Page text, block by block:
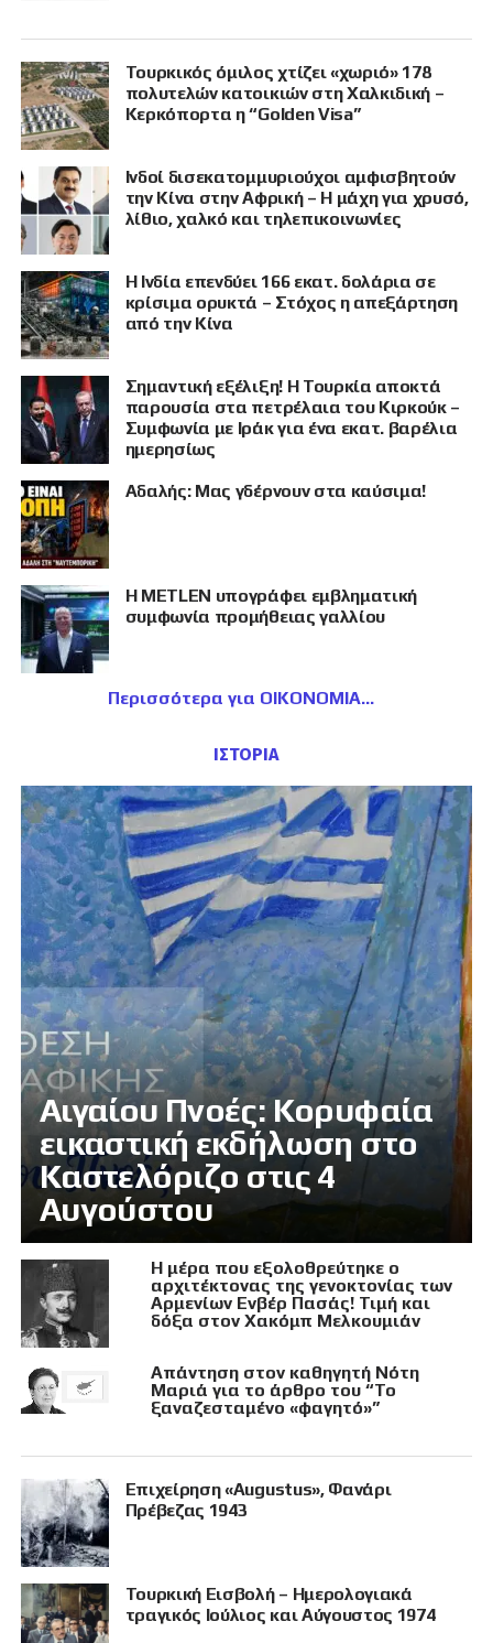
Τουρκικός όμιλος χτίζει «χωριό» 178
πολυτελών κατοικιών στη Χαλκιδική –
Κερκόπορτα η “Golden Visa”
Ινδοί δισεκατομμυριούχοι αμφισβητούν
την Κίνα στην Αφρική – Η μάχη για χρυσό,
λίθιο, χαλκό και τηλεπικοινωνίες
Η Ινδία επενδύει 166 εκατ. δολάρια σε
κρίσιμα ορυκτά – Στόχος η απεξάρτηση
από την Κίνα
Σημαντική εξέλιξη! Η Τουρκία αποκτά
παρουσία στα πετρέλαια του Κιρκούκ –
Συμφωνία με Ιράκ για ένα εκατ. βαρέλια
ημερησίως
Αδαλής: Μας γδέρνουν στα καύσιμα!
Η METLEN υπογράφει εμβληματική
συμφωνία προμήθειας γαλλίου
Περισσότερα για ΟΙΚΟΝΟΜΙΑ
ΙΣΤΟΡΙΑ
Αιγαίου Πνοές: Κορυφαία
εικαστική εκδήλωση στο
Καστελόριζο στις 4
Αυγούστου
Η μέρα που εξολοθρεύτηκε ο
αρχιτέκτονας της γενοκτονίας των
Αρμενίων Ενβέρ Πασάς! Τιμή και
δόξα στον Χακόμπ Μελκουμιάν
Απάντηση στον καθηγητή Νότη
Μαριά για το άρθρο του “Το
ξαναζεσταμένο «φαγητό»”
Επιχείρηση «Augustus», Φανάρι
Πρέβεζας 1943
Τουρκική Εισβολή – Ημερολογιακά
τραγικός Ιούλιος και Αύγουστος 1974